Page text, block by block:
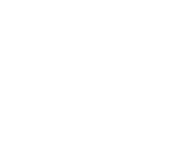
いんです好かれ
5時間バッチリ
ですか